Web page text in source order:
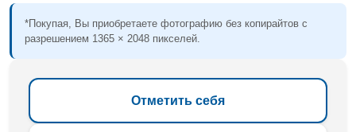
*Покупая, Вы приобретаете фотографию без копирайтов с
разрешением 1365 × 2048 пикселей.
Отметить себя